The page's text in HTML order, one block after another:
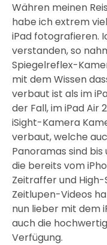
Währen meinen
habe ich extrem
iPad fotografieren.
verstanden, so
Spiegelreflex-
mit dem Wissen
verbaut ist als im
der Fall, im iPad Air
iSight-Kamera
verbaut, welche
Panoramas sind
die bereits vom
Zeitraffer und
Zeitlupen-Videos
nun lieber mit dem
auch die
Verfügung.